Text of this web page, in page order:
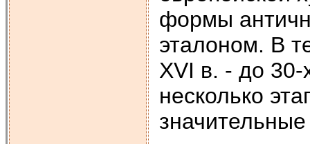
формы
эталоном. В
ХVI в. - до 30-
несколько